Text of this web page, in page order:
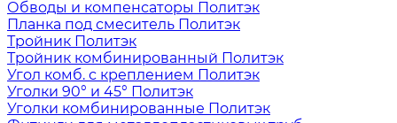
Обводы и компенсаторы Политэк
Планка под смеситель Политэк
Тройник Политэк
Тройник комбинированный Политэк
Угол комб. с креплением Политэк
Уголки 90° и 45° Политэк
Уголки комбинированные Политэк